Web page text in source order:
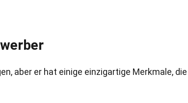
aber er hat einige einzigartige Merkmale,